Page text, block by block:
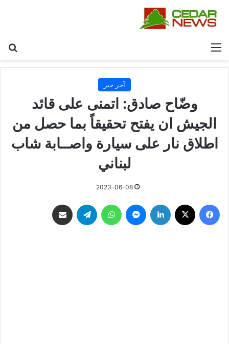
القائمة
آخر خبر
وضّاح صادق: اتمنى على قائد
الجيش ان يفتح تحقيقاً بما حصل من
اطلاق نار على سيارة واصــابة شاب
لبناني
2023-06-08
فيسبوك لينكدإن ماسنجر واتساب تيلقرام